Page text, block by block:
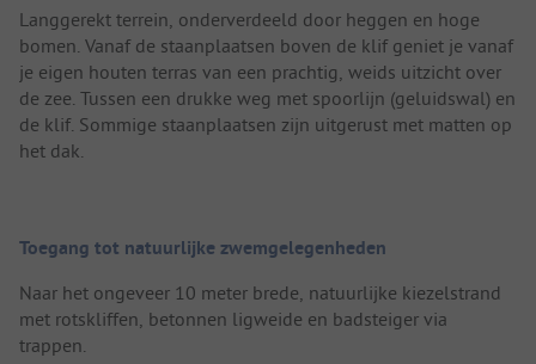
Langgerekt terrein, onderverdeeld door heggen en hoge
bomen. Vanaf de staanplaatsen boven de klif geniet je vanaf
je eigen houten terras van een prachtig, weids uitzicht over
de zee. Tussen een drukke weg met spoorlijn (geluidswal) en
de klif. Sommige staanplaatsen zijn uitgerust met matten op
het dak.
Toegang tot natuurlijke zwemgelegenheden
Naar het ongeveer 10 meter brede, natuurlijke kiezelstrand
met rotskliffen, betonnen ligweide en badsteiger via
trappen.